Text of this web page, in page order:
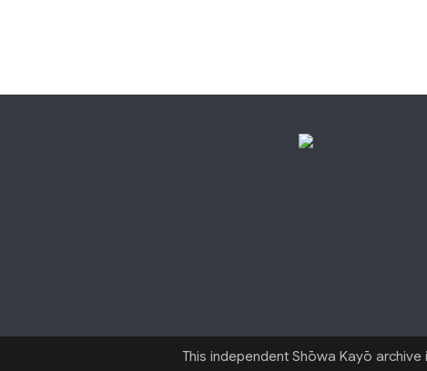
This independent Shōwa Kayō